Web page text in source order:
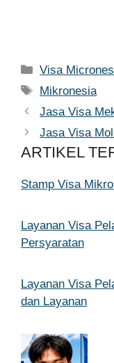
Kategori
Visa
Tag
Mikronesia
Jasa Visa
Jasa Visa
ARTIKEL
Stamp Visa
Layanan Visa
Persyaratan
Layanan Visa
dan Layanan